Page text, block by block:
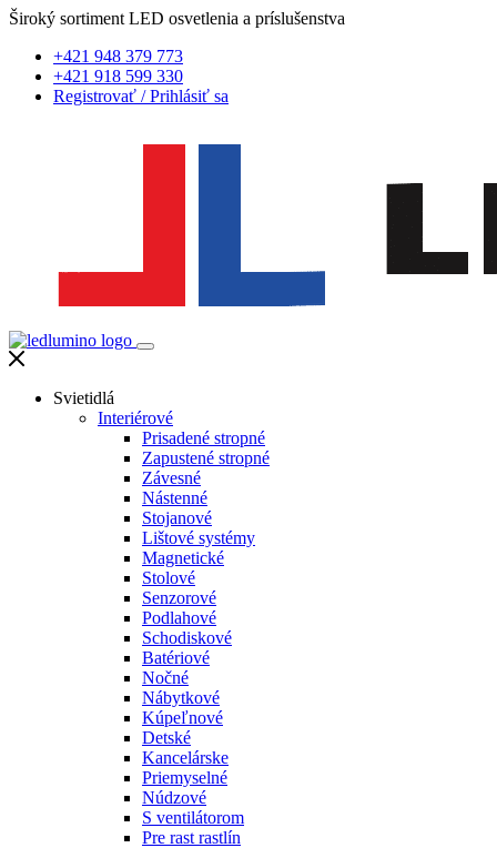
Široký sortiment LED osvetlenia a príslušenstva
+421 948 379 773
+421 918 599 330
Registrovať /Prihlásiť sa
Svietidlá
Interiérové
Prisadené stropné
Zapustené stropné
Závesné
Nástenné
Stojanové
Lištové systémy
Magnetické
Stolové
Senzorové
Podlahové
Schodiskové
Batériové
Nočné
Nábytkové
Kúpeľnové
Detské
Kancelárske
Priemyselné
Núdzové
S ventilátorom
Pre rast rastlín